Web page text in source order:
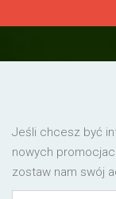
Jeśli chcesz być
nowych
zostaw nam swój